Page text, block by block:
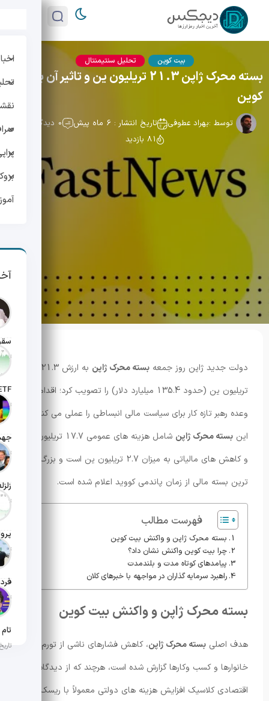
تاریخ
تاریخ
تاریخ
تاریخ
تاریخ
تاریخ
تاریخ
بیت کوین تحلیل سنتیمنتال
بسته محرک ژاپن 21.3 تریلیون ین و تاثیر آن بر بیت
کوین
توسط :بهراد عطوفی تاریخ انتشار : 6 ماه پیش
0 دیدگاه
81 بازدید
دولت جدید ژاپن روز جمعه بسته محرک ژاپن
به ارزش 21.3
تریلیون ین (حدود 135.4 میلیارد دلار) را تصویب کرد؛ اقدامی که
وعده رهبر تازه کار برای سیاست مالی انبساطی را عملی می کند.
این بسته محرک ژاپن
شامل هزینه های عمومی 17.7 تریلیون ین
و کاهش های مالیاتی به میزان 2.7 تریلیون ین است و بزرگ
ترین بسته مالی از زمان پاندمی کووید اعلام شده است.
فهرست مطالب
بسته محرک ژاپن و واکنش بیت کوین
چرا بیت کوین واکنش نشان داد؟
پیامدهای کوتاه مدت و بلندمدت
راهبرد سرمایه گذاران در مواجهه با خبرهای کلان
بسته محرک ژاپن و واکنش بیت کوین
هدف اصلی بسته محرک ژاپن، کاهش فشارهای ناشی از تورم بر
خانوارها و کسب وکارها گزارش شده است، هرچند که از دیدگاه
اقتصادی کلاسیک افزایش هزینه های دولتی معمولاً با ریسک